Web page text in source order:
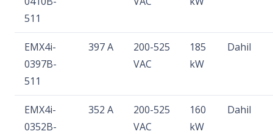
511
EMX4i-
0397B-
511
397 A
200-525
VAC
185
kW
Dahil
EMX4i-
0352B-
352 A
200-525
VAC
160
kW
Dahil